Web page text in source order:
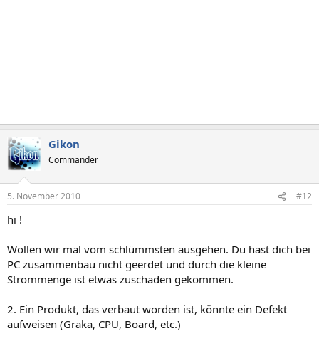
Gikon
Commander
5. November 2010 #12
hi !
Wollen wir mal vom schlümmsten ausgehen. Du hast dich bei
PC zusammenbau nicht geerdet und durch die kleine
Strommenge ist etwas zuschaden gekommen.
2. Ein Produkt, das verbaut worden ist, könnte ein Defekt
aufweisen (Graka, CPU, Board, etc.)